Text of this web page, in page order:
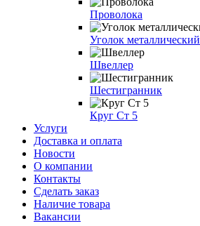
Проволока
Уголок металлический
Швеллер
Шестигранник
Круг Ст 5
Услуги
Доставка и оплата
Новости
О компании
Контакты
Сделать заказ
Наличие товара
Вакансии